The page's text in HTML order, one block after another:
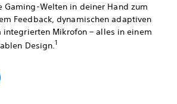
Gaming-Welten in deiner Hand zum
Feedback, dynamischen adaptiven
Mikrofon – alles in einem
Design.1